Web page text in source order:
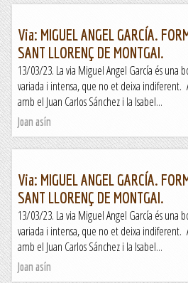
Via: MIGUEL ANGEL GARCÍA.
SANT LLORENÇ DE MONTGAI.
13/03/23. La via Miguel Angel García és una
variada i intensa, que no et deixa indiferent.
amb el Juan Carlos Sánchez i la Isabel...
Joan asín
Via: MIGUEL ANGEL GARCÍA.
SANT LLORENÇ DE MONTGAI.
13/03/23. La via Miguel Angel García és una
variada i intensa, que no et deixa indiferent.
amb el Juan Carlos Sánchez i la Isabel...
Joan asín